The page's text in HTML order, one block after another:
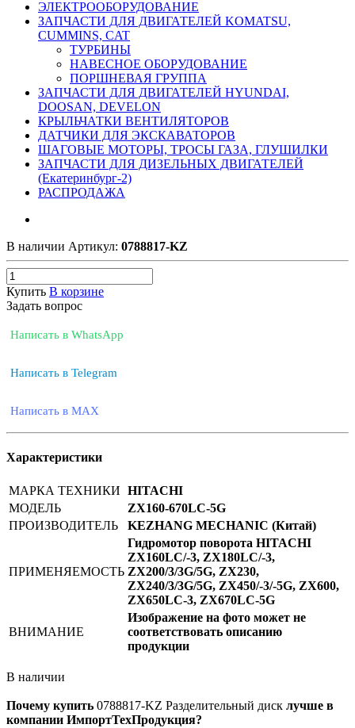
ЭЛЕКТРООБОРУДОВАНИЕ
ЗАПЧАСТИ ДЛЯ ДВИГАТЕЛЕЙ KOMATSU,
CUMMINS, CAT
ТУРБИНЫ
НАВЕСНОЕ ОБОРУДОВАНИЕ
ПОРШНЕВАЯ ГРУППА
ЗАПЧАСТИ ДЛЯ ДВИГАТЕЛЕЙ HYUNDAI,
DOOSAN, DEVELON
КРЫЛЬЧАТКИ ВЕНТИЛЯТОРОВ
ДАТЧИКИ ДЛЯ ЭКСКАВАТОРОВ
ШАГОВЫЕ МОТОРЫ, ТРОСЫ ГАЗА, ГЛУШИЛКИ
ЗАПЧАСТИ ДЛЯ ДИЗЕЛЬНЫХ ДВИГАТЕЛЕЙ
(Екатеринбург-2)
РАСПРОДАЖА
В наличии Артикул: 0788817-KZ
Купить В корзине
Задать вопрос
Написать в WhatsApp
Написать в Telegram
Написать в MAX
Характеристики
МАРКА ТЕХНИКИ HITACHI
МОДЕЛЬ
ZX160-670LC-5G
ПРОИЗВОДИТЕЛЬ
KEZHANG MECHANIC (Китай)
ПРИМЕНЯЕМОСТЬ
Гидромотор поворота HITACHI
ZX160LC/-3, ZX180LC/-3,
ZX200/3/3G/5G, ZX230,
ZX240/3/3G/5G, ZX450/-3/-5G, ZX600,
ZX650LC-3, ZX670LC-5G
ВНИМАНИЕ
Изображение на фото может не
соответствовать описанию
продукции
В наличии
Почему купить 0788817-KZ Разделительный диск лучше в
компании ИмпортТехПродукция?